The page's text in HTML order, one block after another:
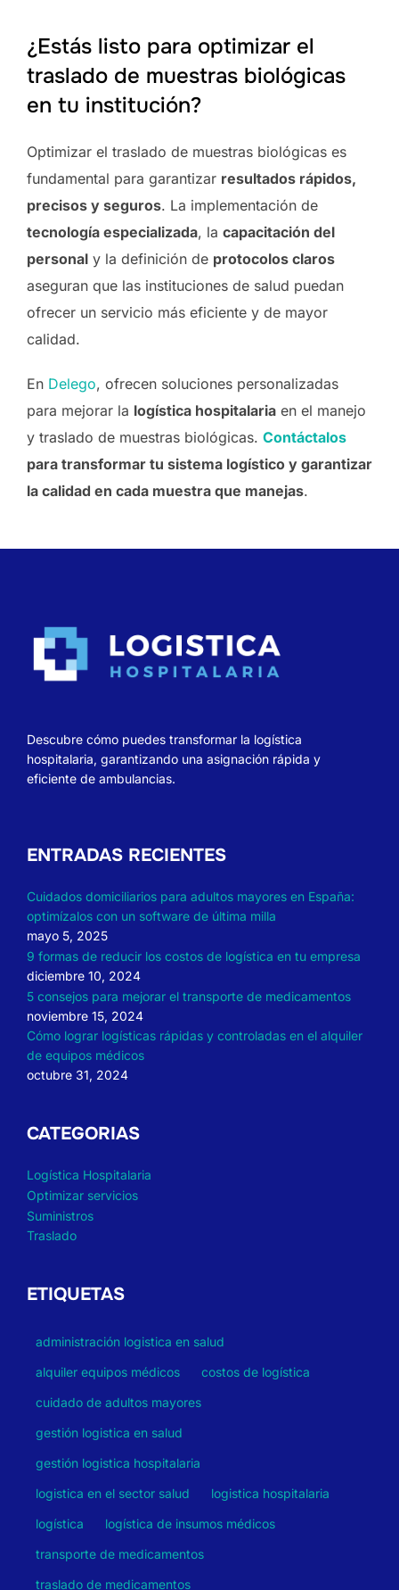
¿Estás listo para optimizar el
traslado de muestras biológicas
en tu institución?
Optimizar el traslado de muestras biológicas es
fundamental para garantizar resultados rápidos,
precisos y seguros. La implementación de
tecnología especializada, la capacitación del
personal y la definición de protocolos claros
aseguran que las instituciones de salud puedan
ofrecer un servicio más eficiente y de mayor
calidad.
En Delego, ofrecen soluciones personalizadas
para mejorar la logística hospitalaria en el manejo
y traslado de muestras biológicas. Contáctalos
para transformar tu sistema logístico y garantizar
la calidad en cada muestra que manejas.
Descubre cómo puedes transformar la logística
hospitalaria, garantizando una asignación rápida y
eficiente de ambulancias.
ENTRADAS RECIENTES
Cuidados domiciliarios para adultos mayores en España:
optimízalos con un software de última milla
mayo 5, 2025
9 formas de reducir los costos de logística en tu empresa
diciembre 10, 2024
5 consejos para mejorar el transporte de medicamentos
noviembre 15, 2024
Cómo lograr logísticas rápidas y controladas en el alquiler
de equipos médicos
octubre 31, 2024
CATEGORIAS
Logística Hospitalaria
Optimizar servicios
Suministros
Traslado
ETIQUETAS
administración logistica en salud
alquiler equipos médicos
costos de logística
cuidado de adultos mayores
gestión logistica en salud
gestión logistica hospitalaria
logistica en el sector salud
logistica hospitalaria
logística
logística de insumos médicos
transporte de medicamentos
traslado de medicamentos